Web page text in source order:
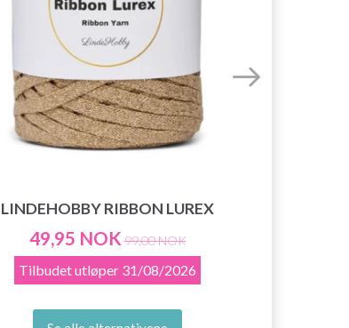
LINDEHOBBY RIBBON LUREX
49,95 NOK 99,00 NOK
Tilbudet utløper 31/08/2026